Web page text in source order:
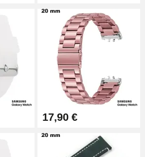
Kit Horlogerie Débutant
26,90 €
Boîte Pompe Bracelet Montre -
Diamètre 1,50 mm - 8 à 25 mm
Boîte Pompe pour Bracelet
Montre - Diamètre 1,80 mm - 8 à
17,90 €